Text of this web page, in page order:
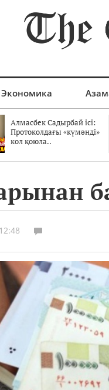
Экономика
Алмасбек Садырбай ісі:
Протоколдағы «күмәнді»
кол қоюла..